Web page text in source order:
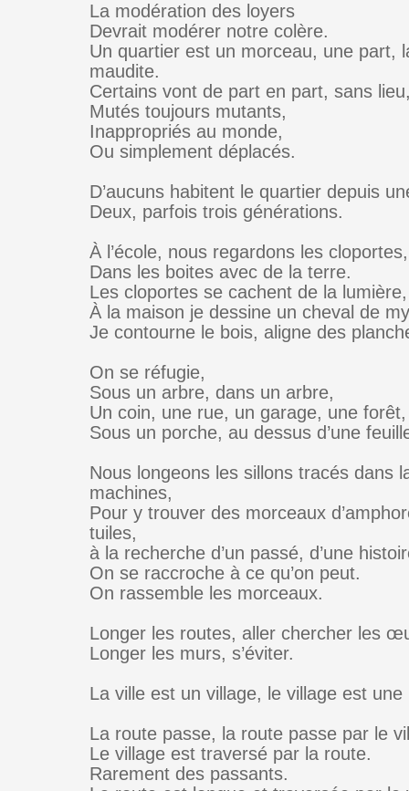
La modération des loyers
Devrait modérer notre colère.
Un quartier est un morceau, une part,
maudite.
Certains vont de part en part, sans
Mutés toujours mutants,
Inappropriés au monde,
Ou simplement déplacés.
D’aucuns habitent le quartier depuis
Deux, parfois trois générations.
À l’école, nous regardons les cloportes,
Dans les boites avec de la terre.
Les cloportes se cachent de la
À la maison je dessine un cheval de
Je contourne le bois, aligne des
On se réfugie,
Sous un arbre, dans un arbre,
Un coin, une rue, un garage, une forêt,
Sous un porche, au dessus d’une
Nous longeons les sillons tracés dans
machines,
Pour y trouver des morceaux
tuiles,
à la recherche d’un passé, d’une
On se raccroche à ce qu’on peut.
On rassemble les morceaux.
Longer les routes, aller chercher les
Longer les murs, s’éviter.
La ville est un village, le village est une
La route passe, la route passe par le
Le village est traversé par la route.
Rarement des passants.